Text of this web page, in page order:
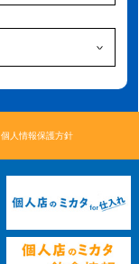
個人情報保護方針